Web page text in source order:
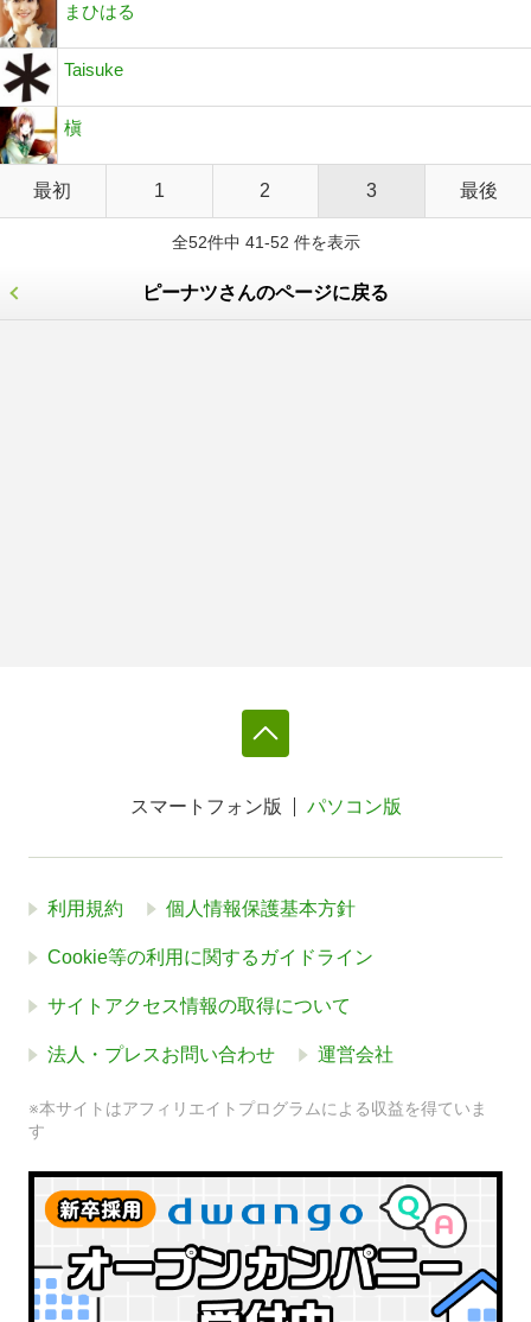
まひはる
Taisuke
槇
最初 1 2 3 最後
全52件中 41-52 件を表示
ピーナツさんのページに戻る
スマートフォン版 パソコン版
利用規約 個人情報保護基本方針
Cookie等の利用に関するガイドライン
サイトアクセス情報の取得について
法人・プレスお問い合わせ 運営会社
※本サイトはアフィリエイトプログラムによる収益を得ていま
す